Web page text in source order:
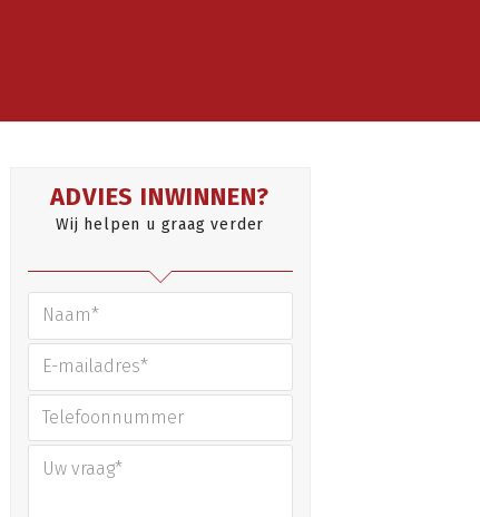
ADVIES INWINNEN?
Wij helpen u graag verder